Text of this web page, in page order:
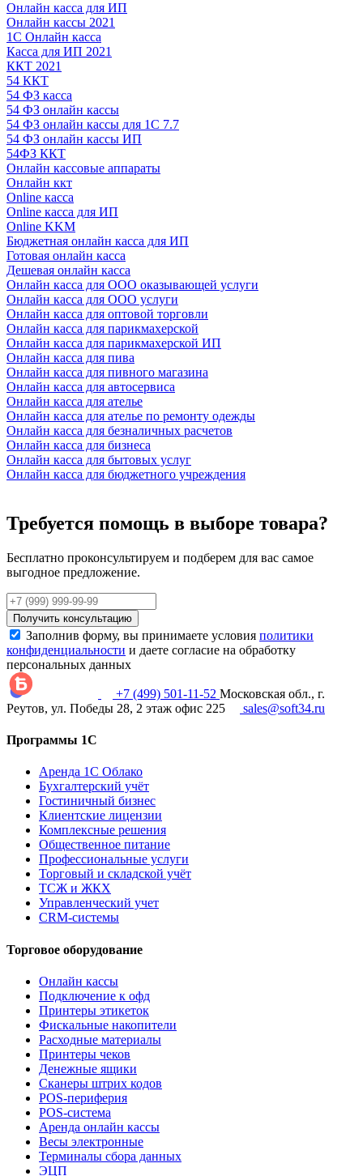
Онлайн касса для ИП
Онлайн кассы 2021
1С Онлайн касса
Касса для ИП 2021
ККТ 2021
54 ККТ
54 ФЗ касса
54 ФЗ онлайн кассы
54 ФЗ онлайн кассы для 1С 7.7
54 ФЗ онлайн кассы ИП
54ФЗ ККТ
Онлайн кассовые аппараты
Онлайн ккт
Online касса
Online касса для ИП
Online KKM
Бюджетная онлайн касса для ИП
Готовая онлайн касса
Дешевая онлайн касса
Онлайн касса для ООО оказывающей услуги
Онлайн касса для ООО услуги
Онлайн касса для оптовой торговли
Онлайн касса для парикмахерской
Онлайн касса для парикмахерской ИП
Онлайн касса для пива
Онлайн касса для пивного магазина
Онлайн касса для автосервиса
Онлайн касса для ателье
Онлайн касса для ателье по ремонту одежды
Онлайн касса для безналичных расчетов
Онлайн касса для бизнеса
Онлайн касса для бытовых услуг
Онлайн касса для бюджетного учреждения
Требуется помощь в выборе товара?
Бесплатно проконсультируем и подберем для вас самое
выгодное предложение.
Получить консультацию
Заполнив форму, вы принимаете условия политики
конфиденциальности и даете согласие на обработку
персональных данных
+7 (499) 501-11-52 Московская обл., г.
Реутов, ул. Победы 28, 2 этаж офис 225
sales@soft34.ru
Программы 1С
Аренда 1С Облако
Бухгалтерский учёт
Гостиничный бизнес
Клиентские лицензии
Комплексные решения
Общественное питание
Профессиональные услуги
Торговый и складской учёт
ТСЖ и ЖКХ
Управленческий учет
CRM-системы
Торговое оборудование
Онлайн кассы
Подключение к офд
Принтеры этикеток
Фискальные накопители
Расходные материалы
Принтеры чеков
Денежные ящики
Сканеры штрих кодов
POS-периферия
POS-система
Аренда онлайн кассы
Весы электронные
Терминалы сбора данных
ЭЦП